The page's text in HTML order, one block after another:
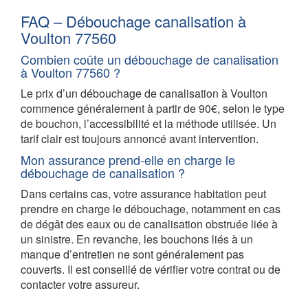
FAQ – Débouchage canalisation à
Voulton 77560
Combien coûte un débouchage de canalisation
à Voulton 77560 ?
Le prix d’un débouchage de canalisation à Voulton
commence généralement à partir de 90€, selon le type
de bouchon, l’accessibilité et la méthode utilisée. Un
tarif clair est toujours annoncé avant intervention.
Mon assurance prend-elle en charge le
débouchage de canalisation ?
Dans certains cas, votre assurance habitation peut
prendre en charge le débouchage, notamment en cas
de dégât des eaux ou de canalisation obstruée liée à
un sinistre. En revanche, les bouchons liés à un
manque d’entretien ne sont généralement pas
couverts. Il est conseillé de vérifier votre contrat ou de
contacter votre assureur.